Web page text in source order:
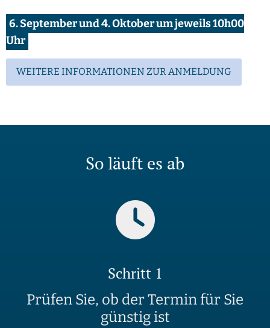
6. September und 4. Oktober um jeweils 10h00
Uhr
WEITERE INFORMATIONEN ZUR ANMELDUNG
So läuft es ab
Schritt 1
Prüfen Sie, ob der Termin für Sie
günstig ist